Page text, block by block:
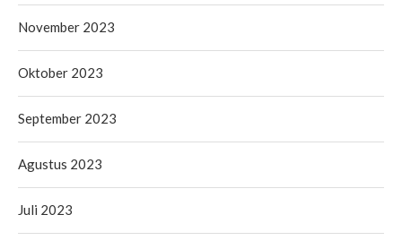
November 2023
Oktober 2023
September 2023
Agustus 2023
Juli 2023